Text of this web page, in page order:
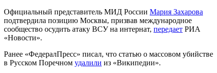
Официальный представитель МИД России Мария Захарова
подтвердила позицию Москвы, призвав международное
сообщество осудить атаку ВСУ на интернат, передает РИА
«Новости».
Ранее «ФедералПресс» писал, что статью о массовом убийстве
в Русском Поречном удалили из «Википедии».